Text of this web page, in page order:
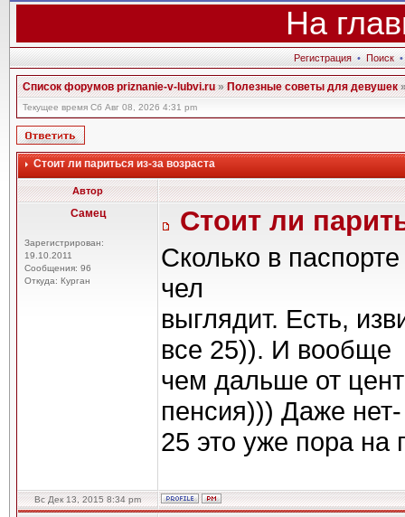
На
Регистрация • Поиск •
Список форумов priznanie-v-lubvi.ru»Полезные советы для девушек
Текущее время Сб Авг 08, 2026 4:31 pm
Стоит ли париться из-за возраста
Автор
Самец
Зарегистрирован:
19.10.2011
Сообщения: 96
Откуда: Курган
Стоит ли
Сколько в
чел
выглядит. Есть,
все 25)). И вообще
чем дальше от
пенсия))) Даже нет-
25 это уже пора на
Вс Дек 13, 2015 8:34 pm